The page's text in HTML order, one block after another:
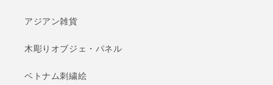
アジアン雑貨
木彫りオブジェ・パネル
ベトナム刺繍絵